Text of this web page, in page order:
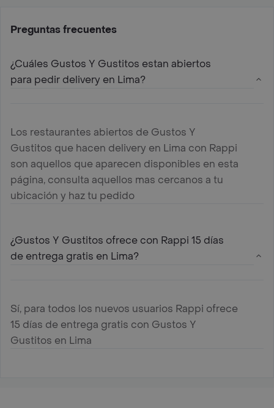
Preguntas frecuentes
¿Cuáles Gustos Y Gustitos estan abiertos
para pedir delivery en Lima?
Los restaurantes abiertos de Gustos Y
Gustitos que hacen delivery en Lima con Rappi
son aquellos que aparecen disponibles en esta
página, consulta aquellos mas cercanos a tu
ubicación y haz tu pedido
¿Gustos Y Gustitos ofrece con Rappi 15 días
de entrega gratis en Lima?
Sí, para todos los nuevos usuarios Rappi ofrece
15 días de entrega gratis con Gustos Y
Gustitos en Lima